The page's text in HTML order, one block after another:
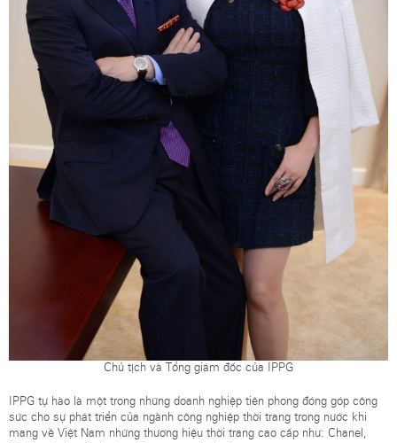
Chủ tịch và Tổng giám đốc của IPPG
IPPG tự hào là một trong những doanh nghiệp tiên phong đóng góp công
sức cho sự phát triển của ngành công nghiệp thời trang trong nước khi
mang về Việt Nam những thương hiệu thời trang cao cấp như: Chanel,